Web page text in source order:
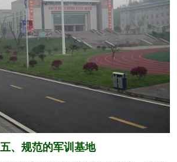
六、系统的安全保障